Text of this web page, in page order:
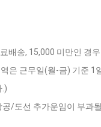
배송, 15,000 미만인 경
은 근무일(월-금) 기준
.)
/도선 추가운임이 부과